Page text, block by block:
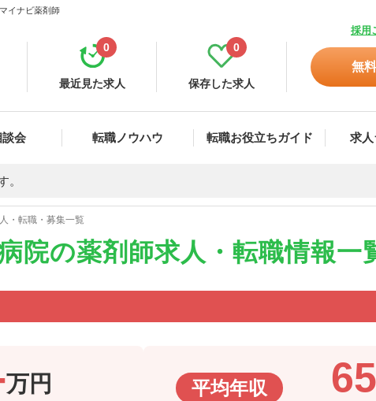
イナビ薬剤師
採用
最近見た求人
0
保存した求人
0
無
会 転職ノウハウ 転職お役立ちガイド 求
。
・転職・募集一覧
院の薬剤師求人・転職情報一
万円 平均年収